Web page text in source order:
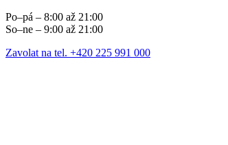
Po–pá – 8:00 až 21:00
So–ne – 9:00 až 21:00
Zavolat na tel. +420 225 991 000